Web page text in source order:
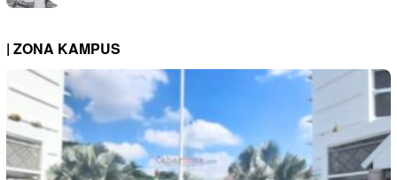
| ZONA KAMPUS